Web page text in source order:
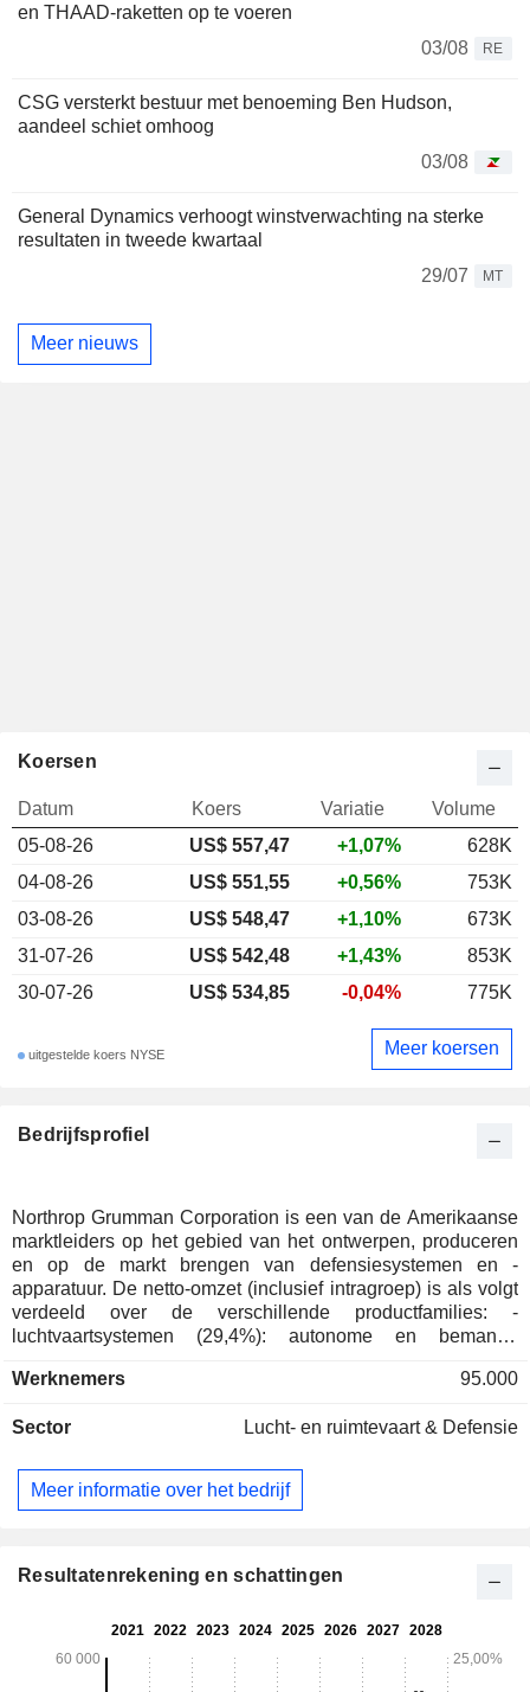
en THAAD-raketten op te voeren
03/08
RE
CSG versterkt bestuur met benoeming Ben Hudson,
aandeel schiet omhoog
03/08
General Dynamics verhoogt winstverwachting na sterke
resultaten in tweede kwartaal
29/07
MT
Meer nieuws
Bedrijfsprofiel
Northrop Grumman Corporation is een van de Amerikaanse
marktleiders op het gebied van het ontwerpen, produceren
en op de markt brengen van defensiesystemen en -
apparatuur. De netto-omzet (inclusief intragroep) is als volgt
verdeeld over de verschillende productfamilies: -
luchtvaartsystemen (29,4%): autonome en bemande
verkenningssystemen, commando- en controlesystemen,
luchtverkeersleidingssystemen, communicatie, bewaking,
aan; - ruimtesystemen (24,3%); - defensiesystemen (18,1%):
wapens, gevechtsbeheersystemen, raketsystemen, enz. De
overige (1,9%).
Werknemers 95.000
Sector Lucht- en ruimtevaart & Defensie
Meer informatie over het bedrijf
Koersen
Datum Koers Variatie
Volume
05-08-26
US$ 557,47 +1,07%
628K
04-08-26
US$ 551,55 +0,56%
753K
03-08-26
US$ 548,47 +1,10%
673K
31-07-26
US$ 542,48 +1,43%
853K
30-07-26
US$ 534,85 -0,04% 775K
uitgestelde koers NYSE Meer koersen
Resultatenrekening en schattingen